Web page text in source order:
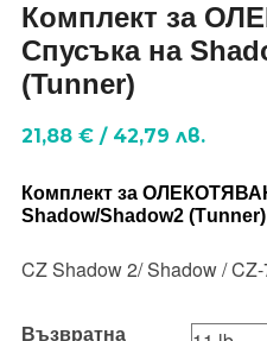
Комплект за
Спусъка на
(Tunner)
21,88 € / 42,79 лв.
Комплект за
Shadow/Shadow2 (Тunner)
CZ Shadow 2/ Shadow /
Възвратна